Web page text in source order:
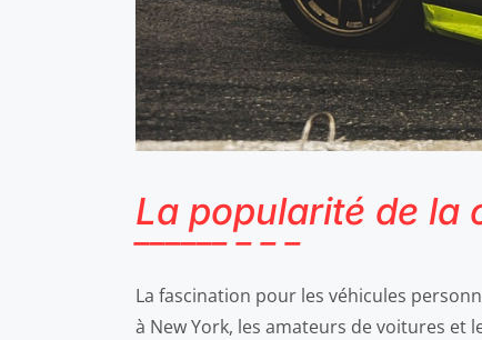
La popularité de la
La fascination pour les véhicules
à New York, les amateurs de voitures et